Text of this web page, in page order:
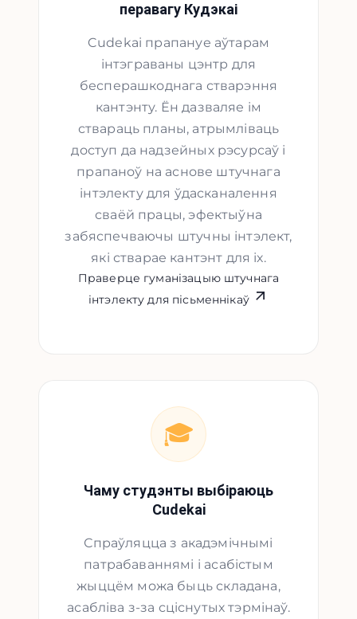
перавагу Кудэкаі
Cudekai прапануе аўтарам
інтэграваны цэнтр для
бесперашкоднага стварэння
кантэнту. Ён дазваляе ім
ствараць планы, атрымліваць
доступ да надзейных рэсурсаў і
прапаноў на аснове штучнага
інтэлекту для ўдасканалення
сваёй працы, эфектыўна
забяспечваючы штучны інтэлект,
які стварае кантэнт для іх.
Праверце гуманізацыю штучнага
інтэлекту для пісьменнікаў
🎓
Чаму студэнты выбіраюць
Cudekai
Спраўляцца з акадэмічнымі
патрабаваннямі і асабістым
жыццём можа быць складана,
асабліва з-за сціснутых тэрмінаў.